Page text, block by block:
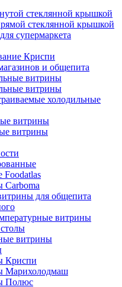
стеклянной крышкой
стеклянной крышкой
супермаркета
Криспи
и общепита
витрины
витрины
холодильные
витрины
витрины
Carboma
для общепита
витрины
витрины
Криспи
Марихолодмаш
Полюс